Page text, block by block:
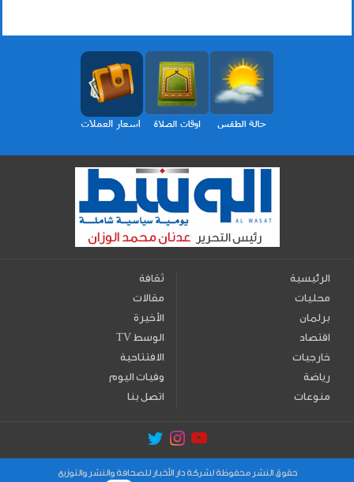
الرئيسية
محليات
برلمان
اقتصاد
خارجيات
رياضة
منوعات
ثقافة
مقالات
الأخيرة
TV الوسط
الافتتاحية
وفيات اليوم
اتصل بنا
حقوق النشر محفوظة لشركة دار الأخبار للصحافة والنشر والتوزيع